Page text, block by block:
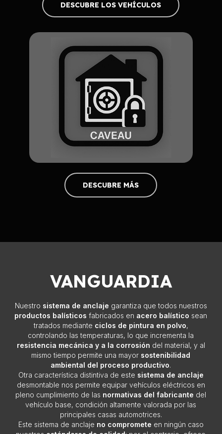
DESCUBRE LOS VEHÍCULOS
DESCUBRE MÁS
VANGUARDIA
Nuestro sistema de anclaje garantiza que todos nuestros
productos balísticos fabricados en acero balístico sean
tratados mediante ciclos de pintura en polvo,
controlando las temperaturas, lo que incrementa la
resistencia mecánica y a la corrosión del material, y al
mismo tiempo permite una mayor sostenibilidad
ambiental del proceso productivo.
Otra característica distintiva de este sistema de anclaje
desmontable nos permite equipar vehículos eléctricos en
pleno cumplimiento de las normativas del fabricante del
vehículo base, condición altamente valorada por las
principales casas automotrices.
Este sistema de anclaje no compromete en ningún caso